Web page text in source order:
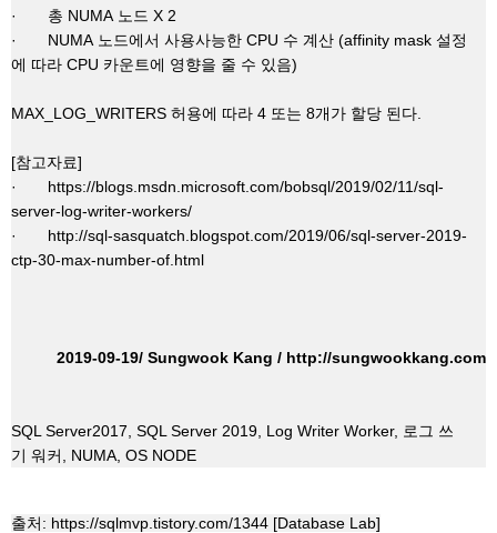
·
총 NUMA 노드 X 2
·
NUMA 노드에서 사용사능한 CPU 수 계산 (affinity mask 설정
에 따라 CPU 카운트에 영향을 줄 수 있음)
MAX_LOG_WRITERS 허용에 따라 4 또는 8개가 할당 된다
[참고자료]
·
https://blogs.msdn.microsoft.com/bobsql/2019/02/11/sql-
server-log-writer-workers/
·
http://sql-sasquatch.blogspot.com/2019/06/sql-server-2019-
ctp-30-max-number-of.html
2019-09-19/ Sungwook Kang / http://sungwookkang.com
SQL Server2017, SQL Server 2019, Log Writer Worker, 로그 쓰
기 워커 , NUMA, OS NODE
출처: https://sqlmvp.tistory.com/1344 [Database Lab]